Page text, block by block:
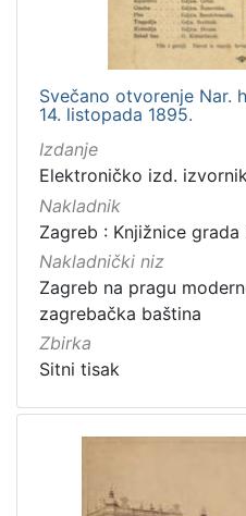
Svečano otvorenje Nar.
14. listopada 1895.
Izdanje
Elektroničko izd.
Nakladnik
Zagreb : Knjižnice
Nakladnički niz
Zagreb na pragu
zagrebačka baština
Zbirka
Sitni tisak